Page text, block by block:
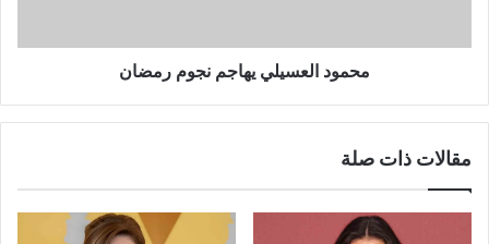
محمود العسيلي يهاجم نجوم رمضان
مقالات ذات صلة